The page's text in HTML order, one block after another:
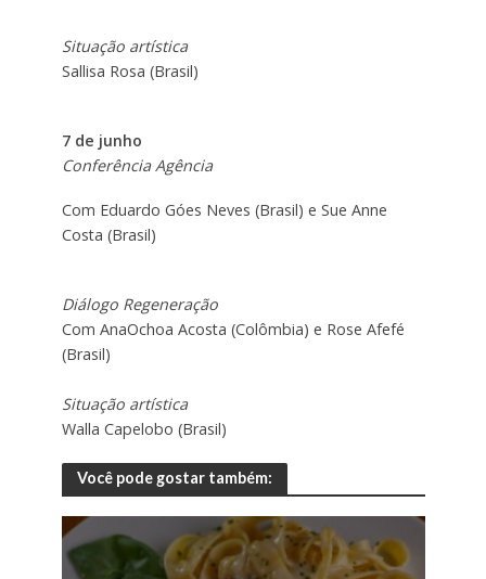
Situação artística
Sallisa Rosa (Brasil)
7 de junho
Conferência Agência
Com Eduardo Góes Neves (Brasil) e Sue Anne
Costa (Brasil)
Diálogo Regeneração
Com AnaOchoa Acosta (Colômbia) e Rose Afefé
(Brasil)
Situação artística
Walla Capelobo (Brasil)
Você pode gostar também: